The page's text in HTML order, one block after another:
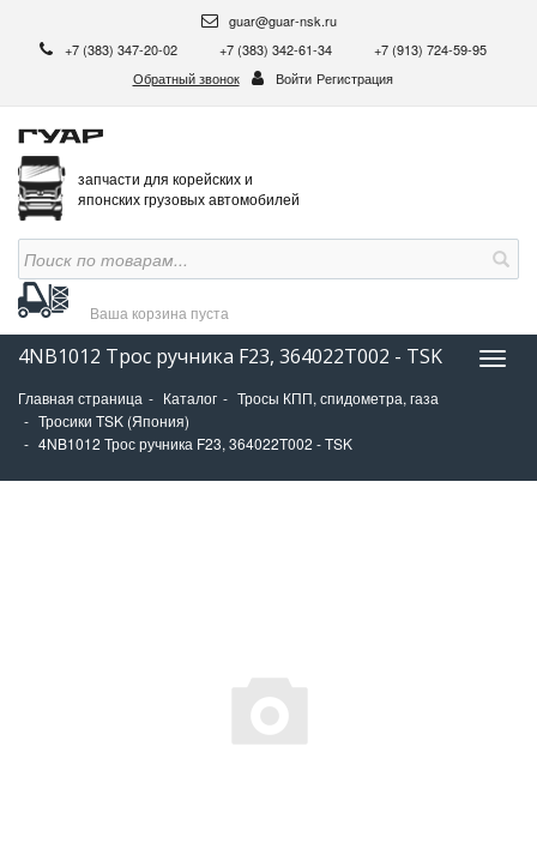
guar@guar-nsk.ru
+7 (383) 347-20-02
+7 (383) 342-61-34
+7 (913) 724-59-95
Обратный звонок
Войти Регистрация
запчасти для корейских и
японских грузовых автомобилей
Ваша корзина пуста
4NB1012 Трос ручника F23, 364022T002 - TSK
Главная страница Каталог
Тросы КПП, спидометра, газа
Тросики TSK (Япония)
4NB1012 Трос ручника F23, 364022T002 - TSK